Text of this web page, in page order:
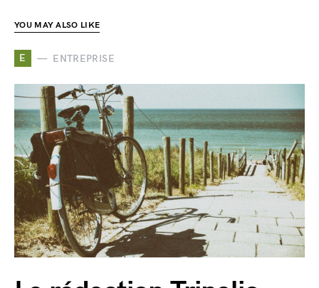
YOU MAY ALSO LIKE
E ENTREPRISE